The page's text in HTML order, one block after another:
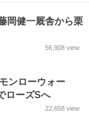
岡健一厩舎から栗
56,908 view
ンローウォー
ローズSへ
22,658 view